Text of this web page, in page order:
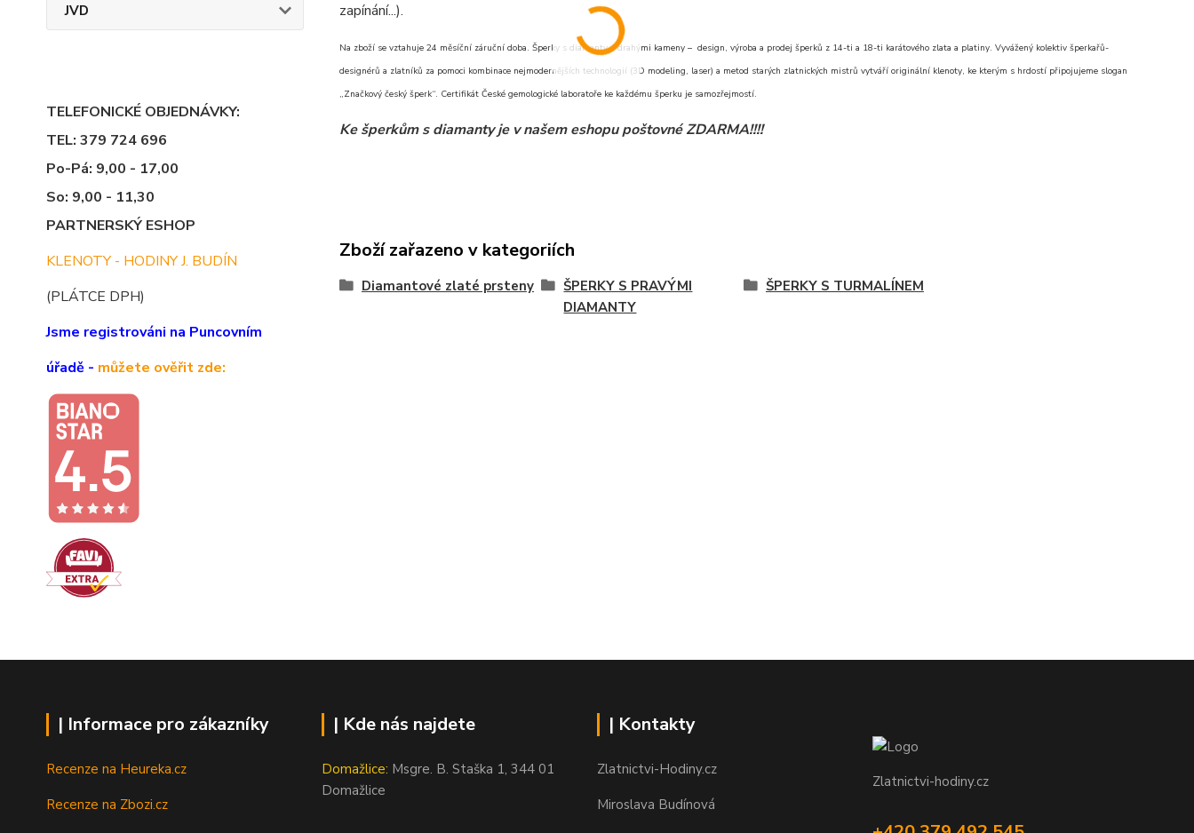
JVD
TELEFONICKÉ OBJEDNÁVKY:
TEL: 379 724 696
Po-Pá: 9,00 - 17,00
So: 9,00 - 11,30
PARTNERSKÝ ESHOP
KLENOTY - HODINY J. BUDÍN
(PLÁTCE DPH)
Jsme registrováni na Puncovním
úřadě - můžete ověřit zde:
zapínání...).
Na zboží se vztahuje 24 měsíční záruční doba. Šperky s diamanty a drahými kameny – design, výroba a prodej šperků z 14-ti a 18-ti karátového zlata a platiny. Vyvážený kolektiv šperkařů-
designérů a zlatníků za pomoci kombinace nejmodernějších technologií (3D modeling, laser) a metod starých zlatnických mistrů vytváří originální klenoty, ke kterým s hrdostí připojujeme slogan
„Značkový český šperk“. Certifikát České gemologické laboratoře ke každému šperku je samozřejmostí.
Ke šperkům s diamanty je v našem eshopu poštovné ZDARMA!!!!
Zboží zařazeno v kategoriích
Diamantové zlaté prsteny
ŠPERKY S PRAVÝMI
DIAMANTY
ŠPERKY S TURMALÍNEM
| Informace pro zákazníky
Recenze na Heureka.cz
Recenze na Zbozi.cz
| Kde nás najdete
Domažlice: Msgre. B. Staška 1, 344 01
Domažlice
| Kontakty
Zlatnictvi-Hodiny.cz
Miroslava Budínová
Zlatnictvi-hodiny.cz